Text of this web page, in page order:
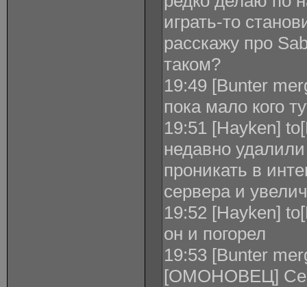
играть-то
расскажу про
таком?
19:49 [Bunter
пока мало кого
19:51 [Hayken]
недавно
проникать в
сервера и
19:52 [Hayken]
он и погорел
19:53 [Bunter
[ОМОНОВЕЦ]